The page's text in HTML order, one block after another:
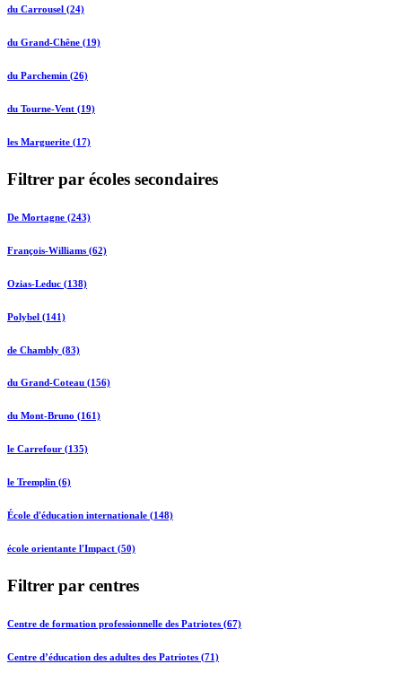
du Carrousel (24)
du Grand-Chêne (19)
du Parchemin (26)
du Tourne-Vent (19)
les Marguerite (17)
Filtrer par écoles secondaires
De Mortagne (243)
François-Williams (62)
Ozias-Leduc (138)
Polybel (141)
de Chambly (83)
du Grand-Coteau (156)
du Mont-Bruno (161)
le Carrefour (135)
le Tremplin (6)
École d'éducation internationale (148)
école orientante l'Impact (50)
Filtrer par centres
Centre de formation professionnelle des Patriotes (67)
Centre d’éducation des adultes des Patriotes (71)